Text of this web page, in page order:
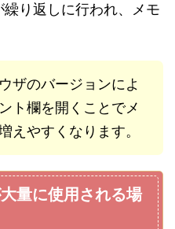
り返しに行われ、メモ
ザのバージョンによ
ト欄を開くことでメ
えやすくなります。
量に使用される場